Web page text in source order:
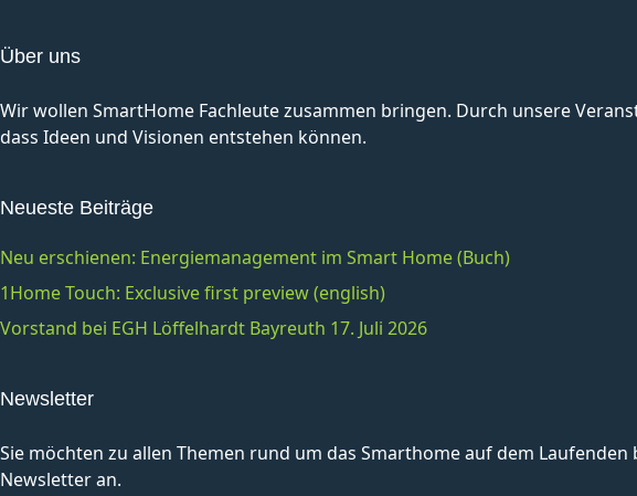
Über uns
Wir wollen SmartHome Fachleute zusammen bringen. Durch unsere
dass Ideen und Visionen entstehen können.
Neueste Beiträge
Neu erschienen: Energiemanagement im Smart Home (Buch)
1Home Touch: Exclusive first preview (english)
Vorstand bei EGH Löffelhardt Bayreuth 17. Juli 2026
Newsletter
Sie möchten zu allen Themen rund um das Smarthome auf dem
Newsletter an.